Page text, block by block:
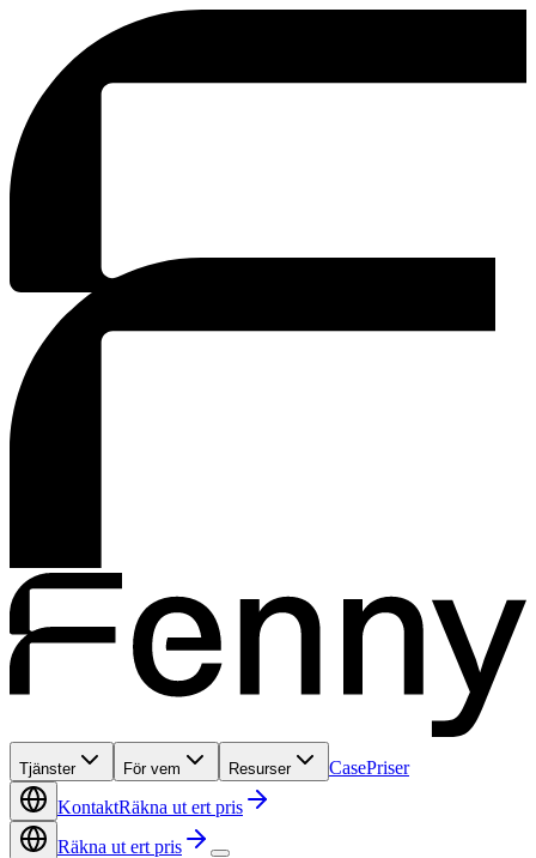
Tjänster För vem Resurser CasePriser
KontaktRäkna ut ert pris
Räkna ut ert pris